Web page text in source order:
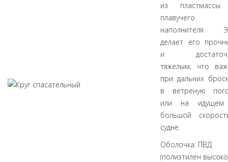
из
плавучего
наполнителя.
делает его
и
тяжелым, что
при дальних
в ветреную
или на
большой
судне.
Оболочка: ПВД
(полиэтилен